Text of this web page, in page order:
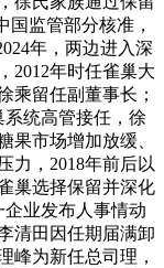
国监管部分核准，
年，两边进入深
2012年时任雀巢大
乘留任副董事长；
系统高管接任，徐
果市场增加放缓、
力，2018年前后以
巢选择保留并深化
企业发布人事情动
清田因任期届满卸
峰为新任总司理，